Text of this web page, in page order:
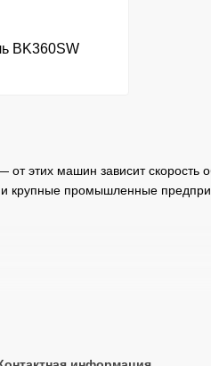
этих машин зависит скорость
и крупные промышленные
BK360SW